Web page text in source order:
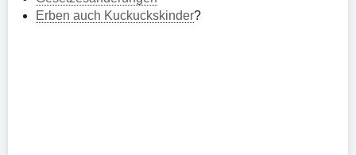
Erben auch Kuckuckskinder?